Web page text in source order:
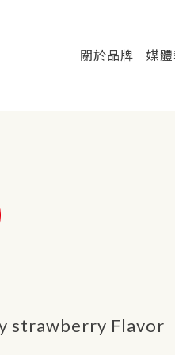
關於品牌 媒
strawberry Flavor